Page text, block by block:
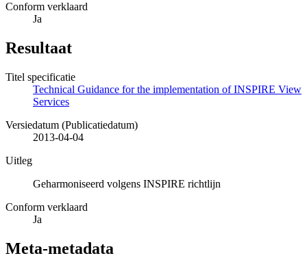
Conform verklaard
Ja
Resultaat
Titel specificatie
Technical Guidance for the implementation of INSPIRE View
Services
Versiedatum (Publicatiedatum)
2013-04-04
Uitleg
Geharmoniseerd volgens INSPIRE richtlijn
Conform verklaard
Ja
Meta-metadata